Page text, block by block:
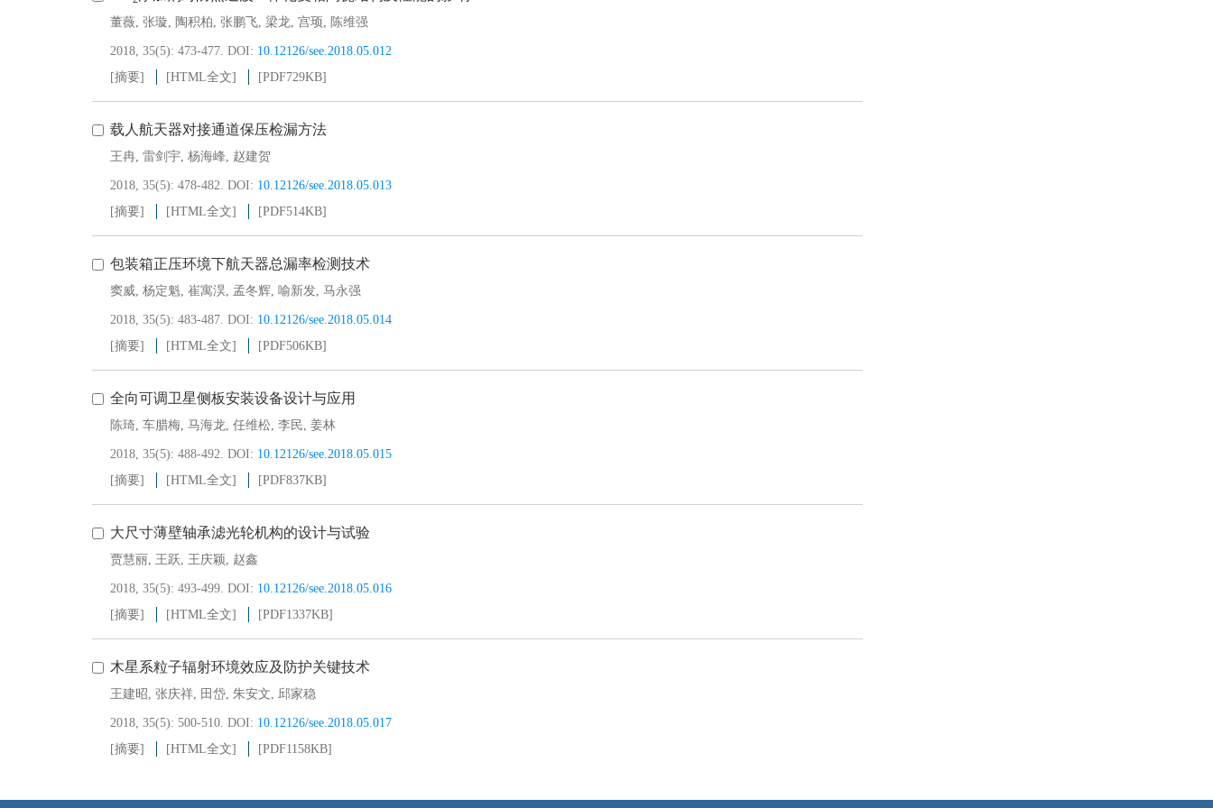
董薇, 张璇, 陶积柏, 张鹏飞, 梁龙, 宫顼, 陈维强
2018, 35(5): 473-477. DOI: 10.12126/see.2018.05.012
[摘要]
[HTML全文] [PDF729KB]
载人航天器对接通道保压检漏方法
王冉, 雷剑宇, 杨海峰, 赵建贺
2018, 35(5): 478-482. DOI: 10.12126/see.2018.05.013
[摘要]
[HTML全文] [PDF514KB]
包装箱正压环境下航天器总漏率检测技术
窦威, 杨定魁, 崔寓淏, 孟冬辉, 喻新发, 马永强
2018, 35(5): 483-487. DOI: 10.12126/see.2018.05.014
[摘要]
[HTML全文] [PDF506KB]
全向可调卫星侧板安装设备设计与应用
陈琦, 车腊梅, 马海龙, 任维松, 李民, 姜林
2018, 35(5): 488-492. DOI: 10.12126/see.2018.05.015
[摘要]
[HTML全文] [PDF837KB]
大尺寸薄壁轴承滤光轮机构的设计与试验
贾慧丽, 王跃, 王庆颖, 赵鑫
2018, 35(5): 493-499. DOI: 10.12126/see.2018.05.016
[摘要]
[HTML全文] [PDF1337KB]
木星系粒子辐射环境效应及防护关键技术
王建昭, 张庆祥, 田岱, 朱安文, 邱家稳
2018, 35(5): 500-510. DOI: 10.12126/see.2018.05.017
[摘要]
[HTML全文] [PDF1158KB]